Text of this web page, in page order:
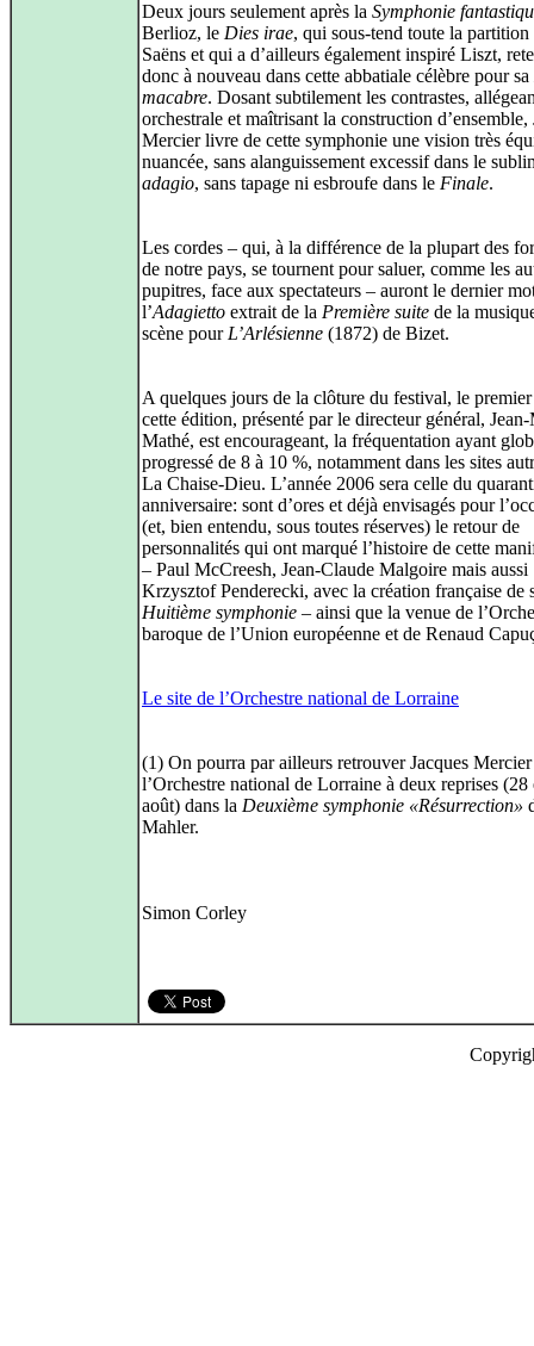
Deux jours seulement après la Symphonie
Berlioz, le Dies irae, qui sous-tend toute la partition
Saëns et qui a d’ailleurs également inspiré Liszt,
donc à nouveau dans cette abbatiale célèbre pour sa
macabre. Dosant subtilement les contrastes,
orchestrale et maîtrisant la construction d’ensemble,
Mercier livre de cette symphonie une vision très
nuancée, sans alanguissement excessif dans le
adagio, sans tapage ni esbroufe dans le Finale.
Les cordes – qui, à la différence de la plupart des
de notre pays, se tournent pour saluer, comme les
pupitres, face aux spectateurs – auront le dernier
l’Adagietto extrait de la Première suite de la
scène pour L’Arlésienne (1872) de Bizet.
A quelques jours de la clôture du festival, le
cette édition, présenté par le directeur général,
Mathé, est encourageant, la fréquentation ayant
progressé de 8 à 10 %, notamment dans les sites
La Chaise-Dieu. L’année 2006 sera celle du
anniversaire: sont d’ores et déjà envisagés pour
(et, bien entendu, sous toutes réserves) le retour de
personnalités qui ont marqué l’histoire de cette
– Paul McCreesh, Jean-Claude Malgoire mais aussi
Krzysztof Penderecki, avec la création française de
Huitième symphonie – ainsi que la venue de
baroque de l’Union européenne et de Renaud
Le site de l’Orchestre national de Lorraine
(1) On pourra par ailleurs retrouver Jacques
l’Orchestre national de Lorraine à deux reprises (28
août) dans la Deuxième symphonie «Résurrection»
Mahler.
Simon Corley